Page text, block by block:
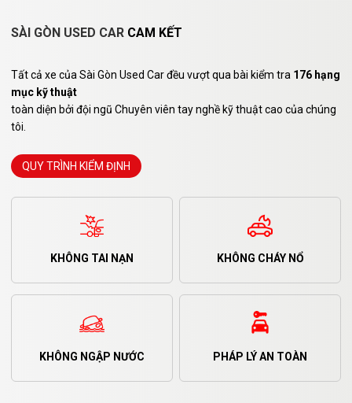
SÀI GÒN USED CAR CAM KẾT
Tất cả xe của Sài Gòn Used Car đều vượt qua bài kiểm tra 176 hạng
mục kỹ thuật
toàn diện bởi đội ngũ Chuyên viên tay nghề kỹ thuật cao của chúng
tôi.
QUY TRÌNH KIỂM ĐỊNH
KHÔNG TAI NẠN KHÔNG CHÁY NỔ
KHÔNG NGẬP NƯỚC PHÁP LÝ AN TOÀN